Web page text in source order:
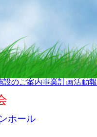
設のご案内事業計画活動
ホール